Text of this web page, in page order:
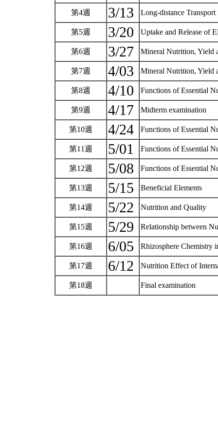
第4週 3/13 Long-distance
第5週 3/20 Uptake and Release of
第6週 3/27 Mineral Nutrition, Yield
第7週 4/03 Mineral Nutrition, Yield
第8週 4/10 Functions of Essential
第9週 4/17 Midterm examination
第10週 4/24 Functions of Essential
第11週 5/01 Functions of Essential
第12週 5/08 Functions of Essential
第13週 5/15 Beneficial Elements
第14週 5/22 Nutrition and Quality
第15週 5/29 Relationship between
第16週 6/05 Rhizosphere Chemistry
第17週 6/12 Nutrition Effect of
第18週 Final examination